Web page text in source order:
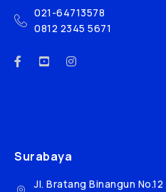
021-64713578
0812 2345 5671
Surabaya
Jl. Bratang Binangun No.12